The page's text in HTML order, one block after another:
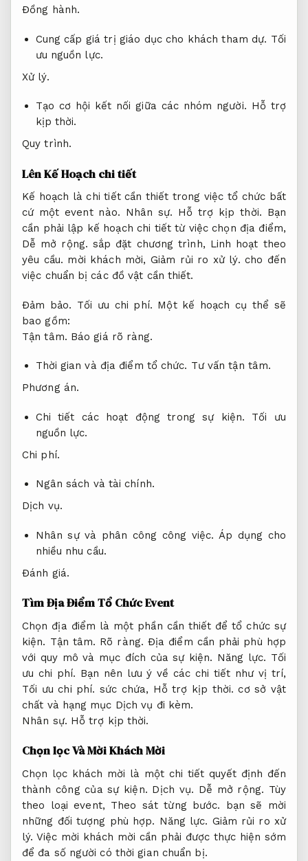
Đồng hành.
Cung cấp giá trị giáo dục cho khách tham dự. Tối
ưu nguồn lực.
Xử lý.
Tạo cơ hội kết nối giữa các nhóm người. Hỗ trợ
kịp thời.
Quy trình.
Lên Kế Hoạch chi tiết
Kế hoạch là chi tiết cần thiết trong việc tổ chức bất
cứ một event nào. Nhân sự. Hỗ trợ kịp thời. Bạn
cần phải lập kế hoạch chi tiết từ việc chọn địa điểm,
Dễ mở rộng. sắp đặt chương trình, Linh hoạt theo
yêu cầu. mời khách mời, Giảm rủi ro xử lý. cho đến
việc chuẩn bị các đồ vật cần thiết.
Đảm bảo. Tối ưu chi phí. Một kế hoạch cụ thể sẽ
bao gồm:
Tận tâm. Báo giá rõ ràng.
Thời gian và địa điểm tổ chức. Tư vấn tận tâm.
Phương án.
Chi tiết các hoạt động trong sự kiện. Tối ưu
nguồn lực.
Chi phí.
Ngân sách và tài chính.
Dịch vụ.
Nhân sự và phân công công việc. Áp dụng cho
nhiều nhu cầu.
Đánh giá.
Tìm Địa Điểm Tổ Chức Event
Chọn địa điểm là một phần cần thiết để tổ chức sự
kiện. Tận tâm. Rõ ràng. Địa điểm cần phải phù hợp
với quy mô và mục đích của sự kiện. Năng lực. Tối
ưu chi phí. Bạn nên lưu ý về các chi tiết như vị trí,
Tối ưu chi phí. sức chứa, Hỗ trợ kịp thời. cơ sở vật
chất và hạng mục Dịch vụ đi kèm.
Nhân sự. Hỗ trợ kịp thời.
Chọn lọc Và Mời Khách Mời
Chọn lọc khách mời là một chi tiết quyết định đến
thành công của sự kiện. Dịch vụ. Dễ mở rộng. Tùy
theo loại event, Theo sát từng bước. bạn sẽ mời
những đối tượng phù hợp. Năng lực. Giảm rủi ro xử
lý. Việc mời khách mời cần phải được thực hiện sớm
để đa số người có thời gian chuẩn bị.